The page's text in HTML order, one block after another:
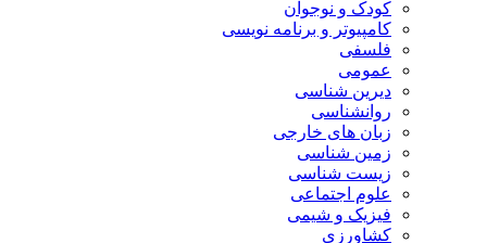
کودک و نوجوان
کامپیوتر و برنامه نویسی
فلسفی
عمومی
دیرین شناسی
روانشناسی
زبان های خارجی
زمین شناسی
زیست شناسی
علوم اجتماعی
فیزیک و شیمی
کشاورزی